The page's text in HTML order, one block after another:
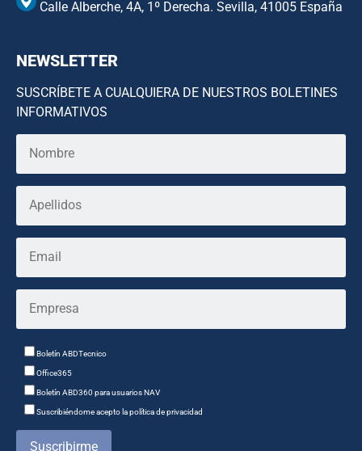
Calle Alberche, 4A, 1º Derecha. Sevilla, 41005 España
NEWSLETTER
SUSCRÍBETE A CUALQUIERA DE NUESTROS BOLETINES
INFORMATIVOS
Boletín ABDTecnico
Office365
Boletín ABD360 para usuarios NAV
Suscribiéndome acepto la política de privacidad
Suscribirme